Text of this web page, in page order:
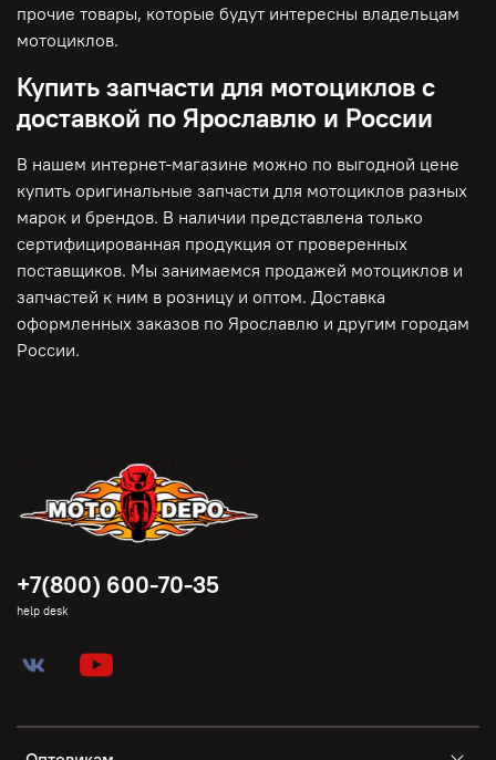
прочие товары, которые будут интересны владельцам
мотоциклов.
Купить запчасти для мотоциклов с
доставкой по Ярославлю и России
В нашем интернет-магазине можно по выгодной цене
купить оригинальные запчасти для мотоциклов разных
марок и брендов. В наличии представлена только
сертифицированная продукция от проверенных
поставщиков. Мы занимаемся продажей мотоциклов и
запчастей к ним в розницу и оптом. Доставка
оформленных заказов по Ярославлю и другим городам
России.
+7(800) 600-70-35
help desk